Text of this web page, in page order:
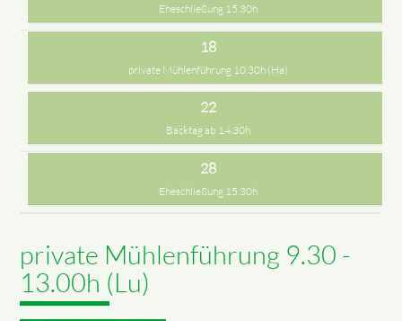
Eheschließung 15.30h
18
private Mühlenführung 10.30h (Ha)
22
Backtag ab 14.30h
28
Eheschließung 15.30h
private Mühlenführung 9.30 -
13.00h (Lu)